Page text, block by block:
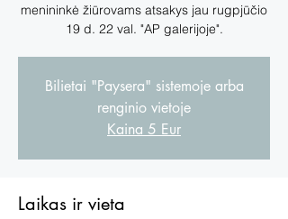
menininkė žiūrovams atsakys jau rugpjūčio
19 d. 22 val. "AP galerijoje".
Bilietai "Paysera" sistemoje arba
renginio vietoje
Kaina 5 Eur
Laikas ir vieta